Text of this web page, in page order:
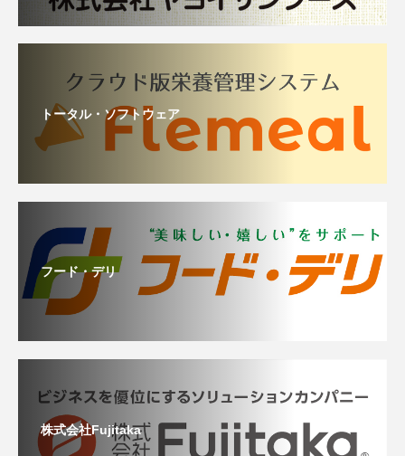
トータル・ソフトウェア
フード・デリ
株式会社Fujitaka